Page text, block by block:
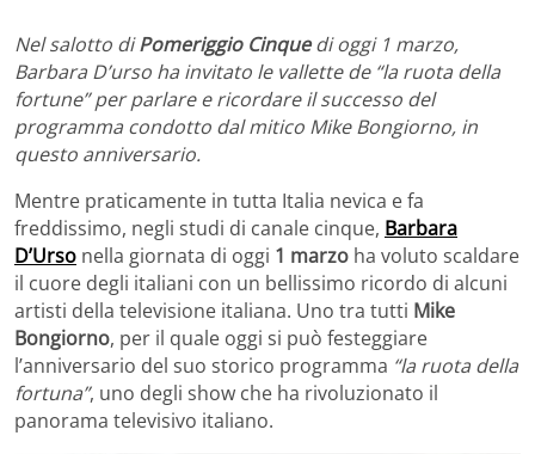
Nel salotto diPomeriggio Cinquedi oggi 1 marzo,
Barbara D’urso ha invitato le vallette de “la ruota della
fortune” per parlare e ricordare il successo del
programma condotto dal mitico Mike Bongiorno, in
questo anniversario.
Mentre praticamente in tutta Italia nevica e fa
freddissimo, negli studi di canale cinque, Barbara
D’Urso nella giornata di oggi 1 marzo ha voluto scaldare
il cuore degli italiani con un bellissimo ricordo di alcuni
artisti della televisione italiana. Uno tra tutti Mike
Bongiorno, per il quale oggi si può festeggiare
l’anniversario del suo storico programma “la ruota della
fortuna”, uno degli show che ha rivoluzionato il
panorama televisivo italiano.